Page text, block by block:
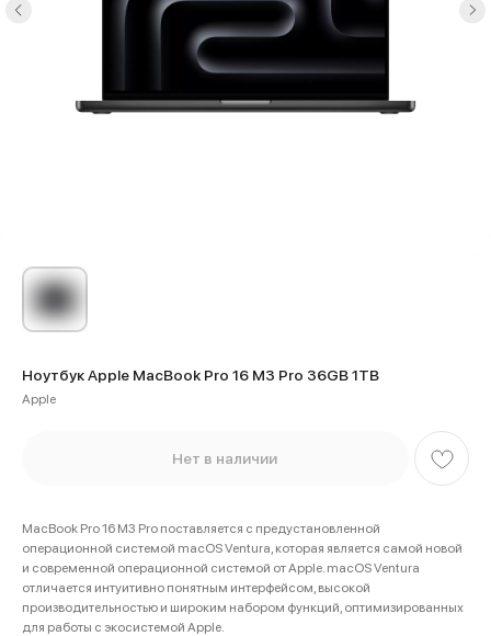
Ноутбук Apple MacBook Pro 16 M3 Pro 36GB 1TB
Apple
Нет в наличии
MacBook Pro 16 M3 Pro поставляется с предустановленной
операционной системой macOS Ventura, которая является самой новой
и современной операционной системой от Apple. macOS Ventura
отличается интуитивно понятным интерфейсом, высокой
производительностью и широким набором функций, оптимизированных
для работы с экосистемой Apple.